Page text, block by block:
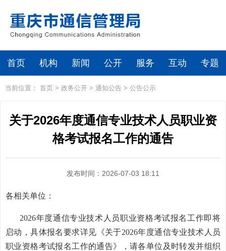
首页 机构 新闻 公开 服务 互动 专题
当前位置： 首页 > 政务公开 > 通知公告 > 公告公示
关于2026年度通信专业技术人员职业资
格考试报名工作的通告
发布时间：2026-07-03 18:11
各相关单位：
2026年度通信专业技术人员职业资格考试报名工作即将
启动，具体报名要求详见《关于2026年度通信专业技术人员
职业资格考试报名工作的通告》，请各单位及时转发并组织